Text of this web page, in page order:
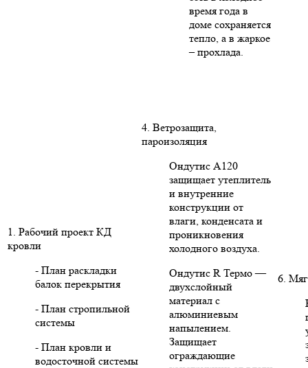
время года в
доме сохраняется
тепло, а в жаркое
– прохлада.
1. Рабочий проект КД
кровли
- План раскладки
балок перекрытия
- План стропильной
системы
- План кровли и
водосточной системы
4. Ветрозащита,
пароизоляция
Ондутис А120
защищает утеплитель
и внутренние
конструкции от
влаги, конденсата и
проникновения
холодного воздуха.
Ондутис R Термо —
двухслойный
материал с
алюминиевым
напылением.
Защищает
ограждающие
6.